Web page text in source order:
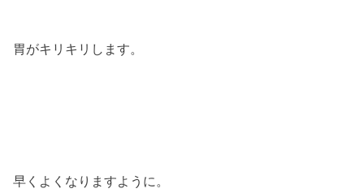
胃がキリキリします。
早くよくなりますように。